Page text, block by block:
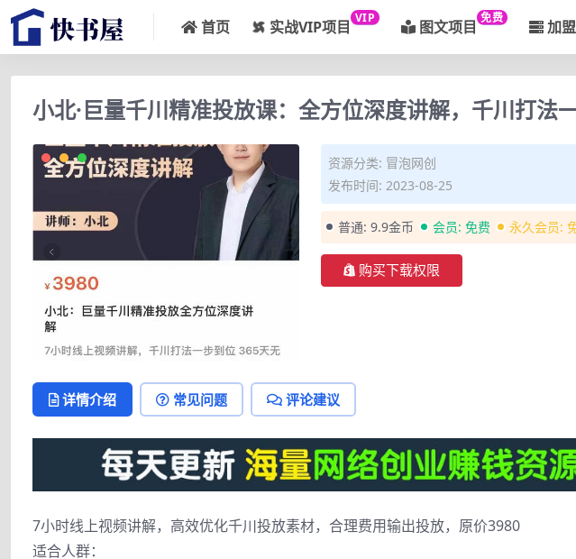
首页 实战VIP项目 VIP 图文项目 免费 加
小北·巨量千川精准投放课：全方位深度讲解，千川打法
资源分类: 冒泡网创
发布时间: 2023-08-25
普通: 9.9金币 会员: 免费 永久会员:
购买下载权限
详情介绍 常见问题 评论建议
7小时线上视频讲解，高效优化千川投放素材，合理费用输出投放，原价3980
适合人群：